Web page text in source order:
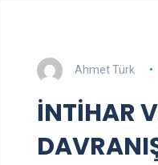
Ahmet Türk
İNTİHAR